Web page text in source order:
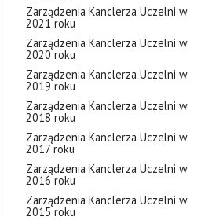
Zarządzenia Kanclerza Uczelni w
2021 roku
Zarządzenia Kanclerza Uczelni w
2020 roku
Zarządzenia Kanclerza Uczelni w
2019 roku
Zarządzenia Kanclerza Uczelni w
2018 roku
Zarządzenia Kanclerza Uczelni w
2017 roku
Zarządzenia Kanclerza Uczelni w
2016 roku
Zarządzenia Kanclerza Uczelni w
2015 roku